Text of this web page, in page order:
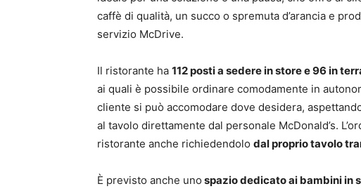
caffè di qualità, un succo o spremuta d’arancia e
servizio McDrive.
Il ristorante ha 112 posti a sedere in store e 96 in
ai quali è possibile ordinare comodamente in
cliente si può accomodare dove desidera,
al tavolo direttamente dal personale McDonald’s.
ristorante anche richiedendolo dal proprio tavolo
È previsto anche uno spazio dedicato ai bambini in